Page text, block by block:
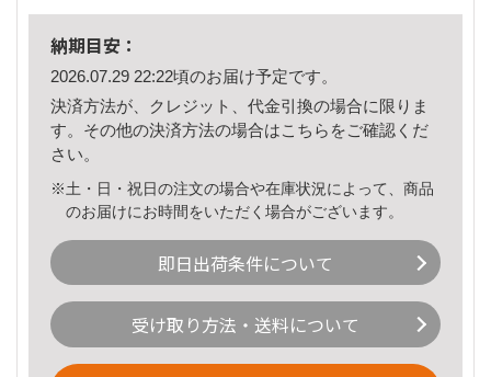
納期目安：
2026.07.29 22:22頃のお届け予定です。
決済方法が、クレジット、代金引換の場合に限りま
す。その他の決済方法の場合はこちら をご確認くだ
さい。
※土・日・祝日の注文の場合や在庫状況によって、商品
のお届けにお時間をいただく場合がございます。
即日出荷条件について
受け取り方法・送料について